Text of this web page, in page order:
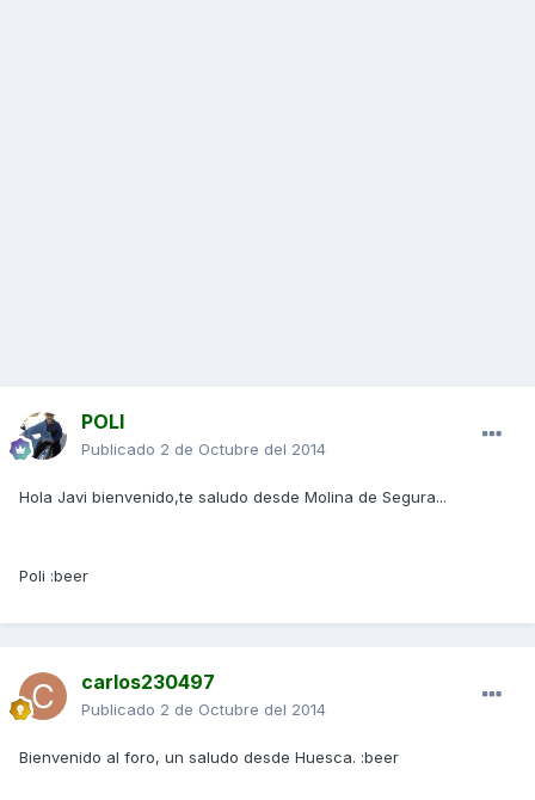
POLI
Publicado 2 de Octubre del 2014
Hola Javi bienvenido,te saludo desde Molina de Segura...
Poli :beer
carlos230497
Publicado 2 de Octubre del 2014
Bienvenido al foro, un saludo desde Huesca. :beer